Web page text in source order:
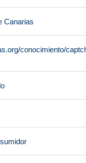
Canarias
conocimiento/